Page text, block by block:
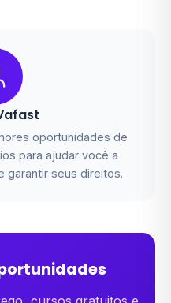
oportunidades de
para ajudar você a
garantir seus direitos.